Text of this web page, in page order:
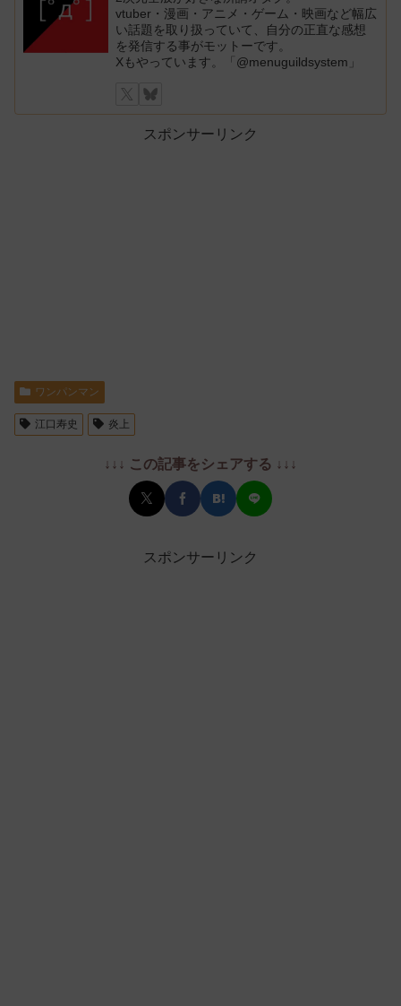
vtuber・漫画・アニメ・ゲーム・映画など幅広
い話題を取り扱っていて、自分の正直な感想
を発信する事がモットーです。
Xもやっています。「@menuguildsystem」
スポンサーリンク
ワンパンマン
江口寿史 炎上
↓↓↓ この記事をシェアする ↓↓↓
スポンサーリンク